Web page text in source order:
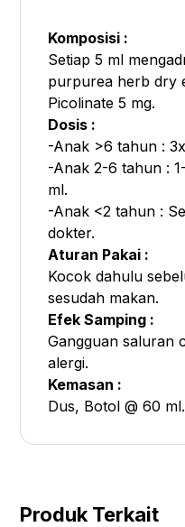
Komposisi :
Setiap 5 ml
purpurea herb dry
Picolinate 5 mg.
Dosis :
-Anak >6 tahun :
-Anak 2-6 tahun :
ml.
-Anak <2 tahun :
dokter.
Aturan Pakai :
Kocok dahulu
sesudah makan.
Efek Samping :
Gangguan saluran
alergi.
Kemasan :
Dus, Botol @ 60 ml.
Produk Terkait